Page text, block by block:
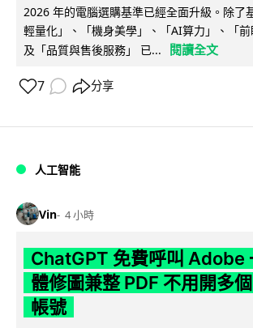
2026 年的電腦選購基準已經全面升級。除了
輕量化」、「機身美學」、「AI算力」、「
及「品質與售後服務」 已...
閱讀全文
7 分享
人工智能
Vin 4 小時
ChatGPT 免費呼叫 Adobe
體修圖兼整 PDF 不用開多
帳號